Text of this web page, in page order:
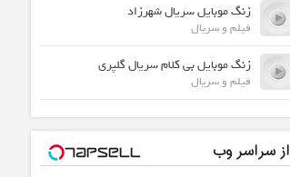
زنگ موبایل سریال شهرزاد
فیلم و سریال
زنگ موبایل بی کلام سریال گلپری
فیلم و سریال
از سراسر وب